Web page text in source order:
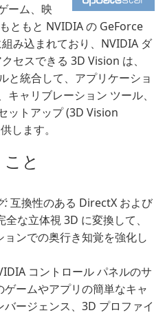
ーム、映
ともと NVIDIA の GeForce
み込まれており、NVIDIA ダ
セスできる 3D Vision は、
と統合して、アプリケーショ
ャリブレーション ツール、
ットアップ (3D Vision
します。
と
:互換性のある DirectX および
な立体視 3D に変換して、
ンでの奥行き知覚を強化し
コントロール パネルのサ
ームやアプリの簡単なキャ
バージェンス、3D プロファイ